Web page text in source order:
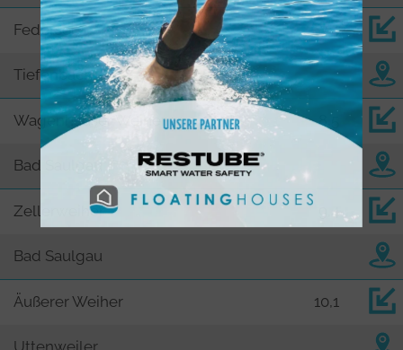
Federsee 7,4
Tiefenbach
Wagenhauser Weiher 8,5
Bad Saulgau
Zellerweiher 9,4
Bad Saulgau
Äußerer Weiher 10,1
Uttenweiler